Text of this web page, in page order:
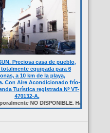
Preciosa casa de pueblo,
totalmente equipada para 6
a 10 km de la playa,
Con Aire Acondicionado frío-
Turística registrada Nº VT-
470132-A.
NO DISPONIBLE. Haga click sobre la foto.